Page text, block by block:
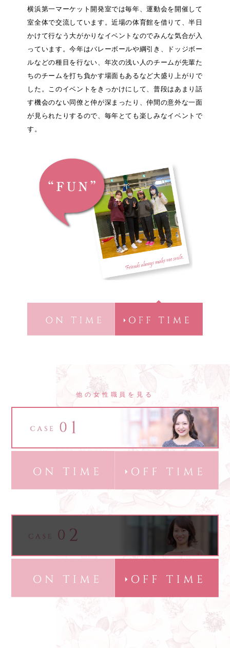
横浜第一マーケット開発室では毎年、運動会を開催して
室全体で交流しています。近場の体育館を借りて、半日
かけて行なう大がかりなイベントなのでみんな気合が入
っています。今年はバレーボールや綱引き、ドッジボー
ルなどの種目を行ない、年次の浅い人のチームが先輩た
ちのチームを打ち負かす場面もあるなど大盛り上がりで
した。このイベントをきっかけにして、普段はあまり話
す機会のない同僚と仲が深まったり、仲間の意外な一面
が見られたりするので、毎年とても楽しみなイベントで
す。
他の女性職員を見る